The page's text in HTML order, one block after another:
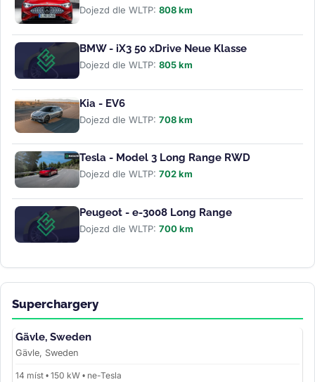
Dojezd dle WLTP: 808 km
BMW - iX3 50 xDrive Neue Klasse
Dojezd dle WLTP: 805 km
Kia - EV6
Dojezd dle WLTP: 708 km
Tesla - Model 3 Long Range RWD
Dojezd dle WLTP: 702 km
Peugeot - e-3008 Long Range
Dojezd dle WLTP: 700 km
Superchargery
Gävle, Sweden
Gävle, Sweden
14 míst • 150 kW • ne-Tesla